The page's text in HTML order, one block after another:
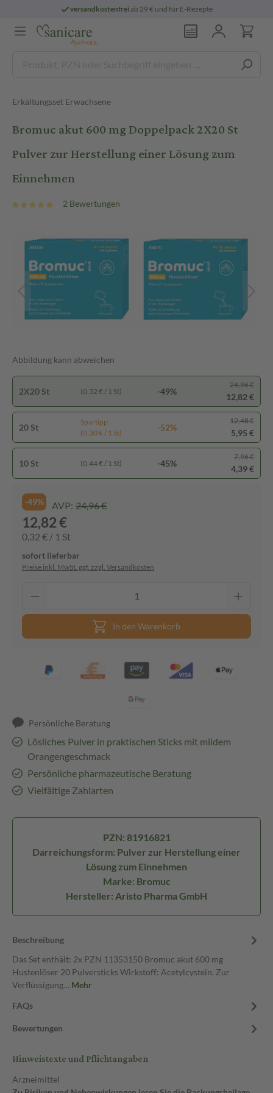
versandkostenfreiab 29 € und für E-Rezepte
Erkältungsset Erwachsene
Bromuc akut 600 mg Doppelpack 2X20 St
Pulver zur Herstellung einer Lösung zum
Einnehmen
2 Bewertungen
Abbildung kann abweichen
2X20 St (0,32 € / 1 St) -49%
24,96 €
12,82 €
20 St
Spartipp
(0,30 € / 1 St)
-52%
12,48 €
5,95 €
10 St (0,44 € / 1 St) -45%
7,96 €
4,39 €
-49% AVP: 24,96 €
12,82 €
0,32 € / 1 St
sofort lieferbar
Preise inkl. MwSt. ggf. zzgl. Versandkosten
In den Warenkorb
Persönliche Beratung
Lösliches Pulver in praktischen Sticks mit mildem
Orangengeschmack
Persönliche pharmazeutische Beratung
Vielfältige Zahlarten
PZN: 81916821
Darreichungsform: Pulver zur Herstellung einer
Lösung zum Einnehmen
Marke: Bromuc
Hersteller: Aristo Pharma GmbH
Beschreibung
Das Set enthält: 2x PZN 11353150 Bromuc akut 600 mg
Hustenlöser 20 Pulversticks Wirkstoff: Acetylcystein. Zur
Verflüssigung… Mehr
FAQs
Bewertungen
Hinweistexte und Pflichtangaben
Arzneimittel